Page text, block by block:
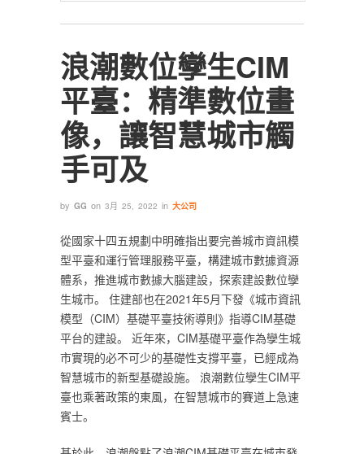
浪潮數位孿生CIM
平臺：精準數位畫
像，讓智慧城市觸
手可及
by GG on 3月 25, 2022 in 大公司
從國家十四五規劃中明確指出要完善城市資訊模
型平臺和運行管理服務平臺，構建城市數據資源
體系，推進城市數據大腦建設，探索建設數位孿
生城市。 住建部也在2021年5月下發《城市資訊
模型（CIM）基礎平臺技術導則》指導CIM基礎
平台的建設。 近年來，CIM基礎平臺作為孿生城
市實現的必不可少的基礎性支撐平臺，已經成為
智慧城市的新型基礎設施。 浪潮數位孿生CIM平
臺也乘著政策的東風，在智慧城市的賽道上急速
賓士。